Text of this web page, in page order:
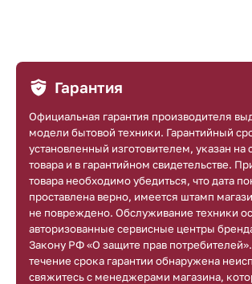
Гарантия
Официальная гарантия производителя
модели бытовой техники. Гарантийный
установленный изготовителем, указан на
товара и в гарантийном свидетельстве.
товара необходимо убедиться, что дата
проставлена верно, имеется штамп
не повреждено. Обслуживание техники
авторизованные сервисные центры
Закону РФ «О защите прав
течение срока гарантии обнаружена
свяжитесь с менеджерами магазина,